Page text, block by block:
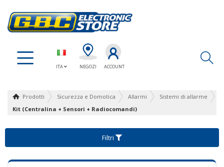
ITA NEGOZI ACCOUNT
Prodotti Sicurezza e Domotica Allarmi
Sistemi di allarme
Kit (Centralina + Sensori + Radiocomandi)
Filtri